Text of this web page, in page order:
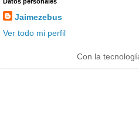
Jaimezebus
Ver todo mi perfil
Con la